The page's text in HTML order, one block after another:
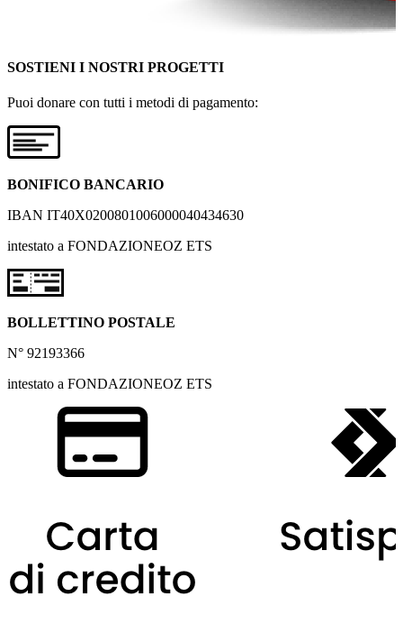
SOSTIENI I NOSTRI PROGETTI
Puoi donare con tutti i metodi di pagamento:
BONIFICO BANCARIO
IBAN IT40X0200801006000040434630
intestato a FONDAZIONEOZ ETS
BOLLETTINO POSTALE
N° 92193366
intestato a FONDAZIONEOZ ETS